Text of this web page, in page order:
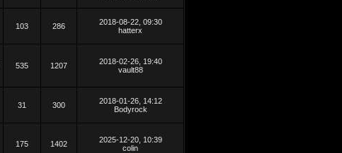
103 286
2018-08-22, 09:30
hatterx
535 1207
2018-02-26, 19:40
vault88
31 300
2018-01-26, 14:12
Bodyrock
175 1402
2025-12-20, 10:39
colin